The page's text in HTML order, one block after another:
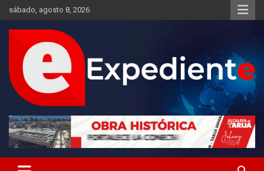
Saltar
al
contenido
sábado, agosto 8, 2026
Expediente